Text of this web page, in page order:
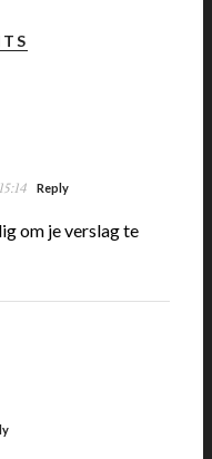
Reply
om je verslag te